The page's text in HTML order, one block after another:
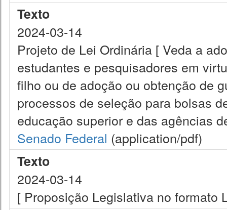
Texto
2024-03-14
Projeto de Lei Ordinária [ Veda a
estudantes e pesquisadores em
filho ou de adoção ou obtenção de
processos de seleção para bolsas
educação superior e das agências
Senado Federal (application/pdf)
Texto
2024-03-14
[ Proposição Legislativa no formato